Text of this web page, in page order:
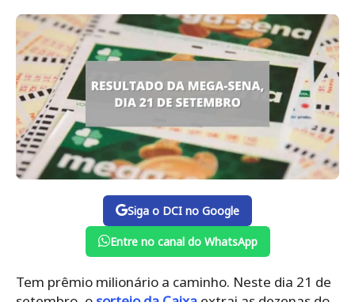
Siga o DCI no Google
Entre no canal do WhatsApp
Tem prêmio milionário a caminho. Neste dia 21 de